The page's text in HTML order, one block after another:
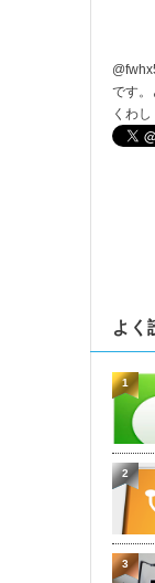
@
です。
くわ
よく
1
2
3